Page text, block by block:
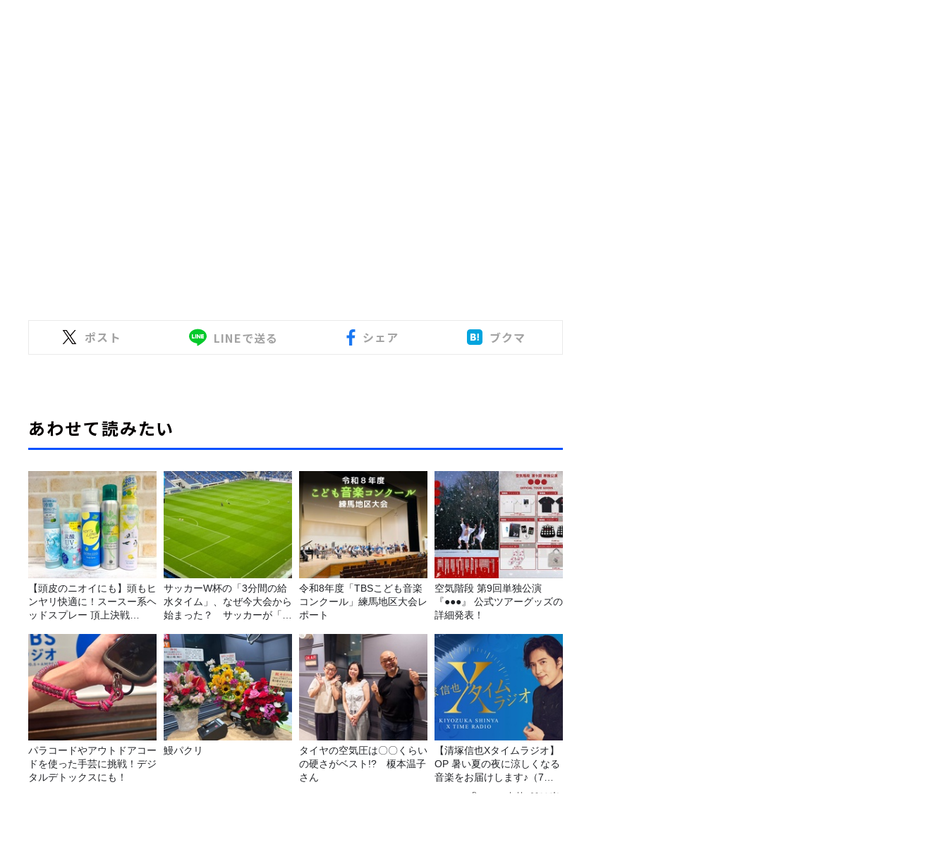
ポスト LINEで送る シェア ブクマ
あわせて読みたい
【頭皮のニオイにも】頭もヒ
ンヤリ快適に！スースー系ヘ
ッドスプレー 頂上決戦
サッカーW杯の「3分間の給
水タイム」、なぜ今大会から
始まった？ サッカーが「お
令和8年度「TBSこども音楽
コンクール」練馬地区大会レ
ポート
空気階段 第9回単独公演
『●●●』 公式ツアーグッズの
詳細発表！
パラコードやアウトドアコー
ドを使った手芸に挑戦！デジ
タルデトックスにも！
鰻パクリ
タイヤの空気圧は〇〇くらい
の硬さがベスト!? 榎本温子
さん
【清塚信也Xタイムラジオ】
OP 暑い夏の夜に涼しくなる
音楽をお届けします♪（7月
31日放送分）Recommended by